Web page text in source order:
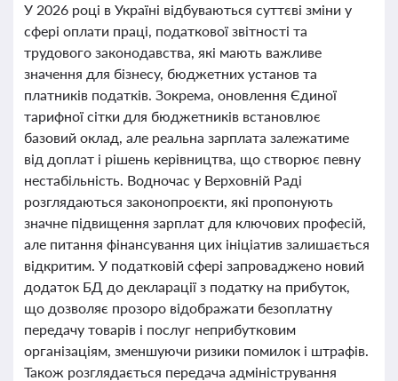
У 2026 році в Україні відбуваються суттєві зміни у
сфері оплати праці, податкової звітності та
трудового законодавства, які мають важливе
значення для бізнесу, бюджетних установ та
платників податків. Зокрема, оновлення Єдиної
тарифної сітки для бюджетників встановлює
базовий оклад, але реальна зарплата залежатиме
від доплат і рішень керівництва, що створює певну
нестабільність. Водночас у Верховній Раді
розглядаються законопроєкти, які пропонують
значне підвищення зарплат для ключових професій,
але питання фінансування цих ініціатив залишається
відкритим. У податковій сфері запроваджено новий
додаток БД до декларації з податку на прибуток,
що дозволяє прозоро відображати безоплатну
передачу товарів і послуг неприбутковим
організаціям, зменшуючи ризики помилок і штрафів.
Також розглядається передача адміністрування